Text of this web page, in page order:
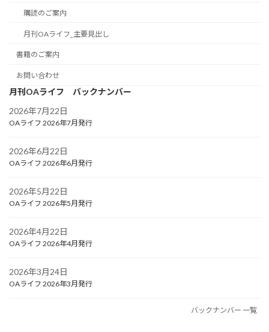
購読のご案内
月刊OAライフ_主要見出し
書籍のご案内
お問い合わせ
月刊OAライフ バックナンバー
2026年7月22日
OAライフ 2026年7月発行
2026年6月22日
OAライフ 2026年6月発行
2026年5月22日
OAライフ 2026年5月発行
2026年4月22日
OAライフ 2026年4月発行
2026年3月24日
OAライフ 2026年3月発行
バックナンバー 一覧